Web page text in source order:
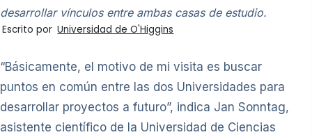
desarrollar vínculos entre ambas casas de estudio.
Escrito por Universidad de O'Higgins
“Básicamente, el motivo de mi visita es buscar
puntos en común entre las dos Universidades para
desarrollar proyectos a futuro”, indica Jan Sonntag,
asistente científico de la Universidad de Ciencias